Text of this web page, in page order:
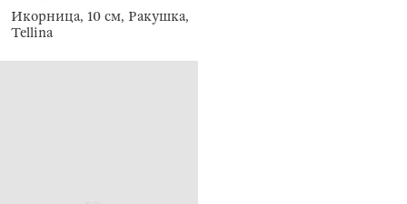
Икорница, 10 см, Ракушка,
Tellina